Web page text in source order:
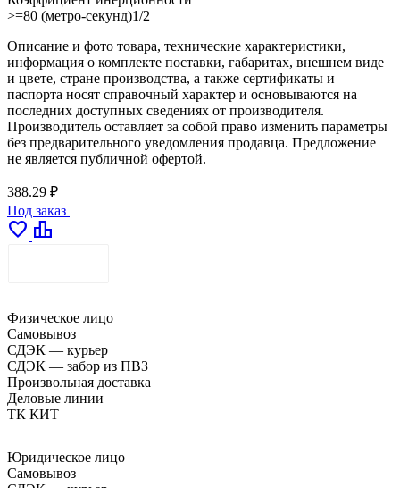
>=80 (метро-секунд)1/2
Описание и фото товара, технические характеристики,
информация о комплекте поставки, габаритах, внешнем виде
и цвете, стране производства, а также сертификаты и
паспорта носят справочный характер и основываются на
последних доступных сведениях от производителя.
Производитель оставляет за собой право изменить параметры
без предварительного уведомления продавца. Предложение
не является публичной офертой.
388.29 ₽
Под заказ
favorite leaderboard
Физическое лицо
Самовывоз
СДЭК — курьер
СДЭК — забор из ПВЗ
Произвольная доставка
Деловые линии
ТК КИТ
Юридическое лицо
Самовывоз